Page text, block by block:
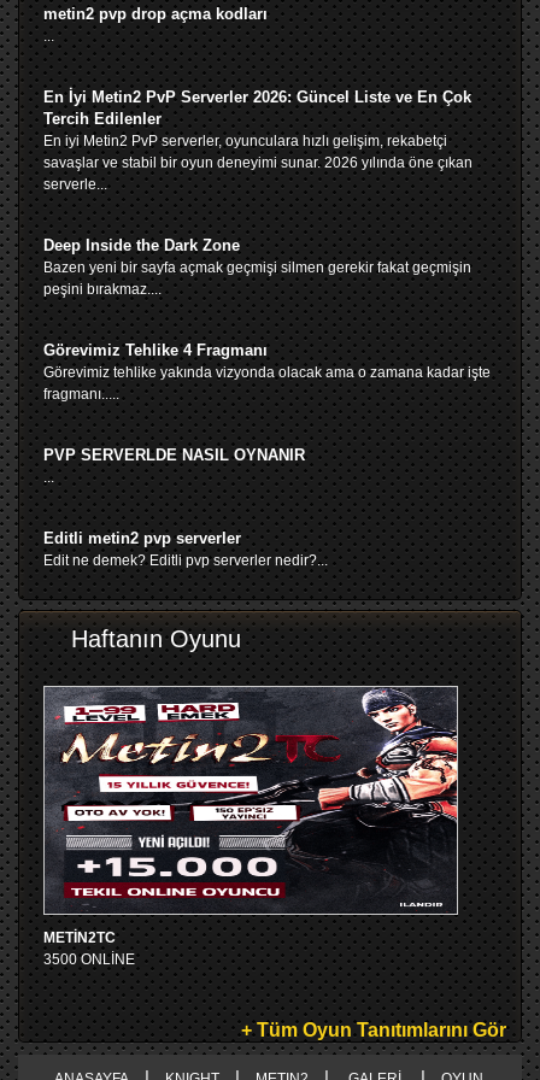
metin2 pvp drop açma kodları
...
En İyi Metin2 PvP Serverler 2026: Güncel Liste ve En Çok
Tercih Edilenler
En iyi Metin2 PvP serverler, oyunculara hızlı gelişim, rekabetçi
savaşlar ve stabil bir oyun deneyimi sunar. 2026 yılında öne çıkan
serverle...
Deep Inside the Dark Zone
Bazen yeni bir sayfa açmak geçmişi silmen gerekir fakat geçmişin
peşini bırakmaz....
Görevimiz Tehlike 4 Fragmanı
Görevimiz tehlike yakında vizyonda olacak ama o zamana kadar işte
fragmanı.....
PVP SERVERLDE NASIL OYNANIR
...
Editli metin2 pvp serverler
Edit ne demek? Editli pvp serverler nedir?...
Haftanın Oyunu
METİN2TC
3500 ONLİNE
+ Tüm Oyun Tanıtımlarını Gör